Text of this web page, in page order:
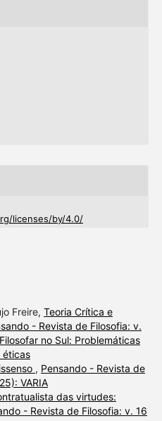
licenses/by/4.0/
Freire, Teoria Crítica e
- Revista de Filosofia: v.
no Sul: Problemáticas
éticas
, Pensando - Revista de
VARIA
das virtudes:
- Revista de Filosofia: v. 16